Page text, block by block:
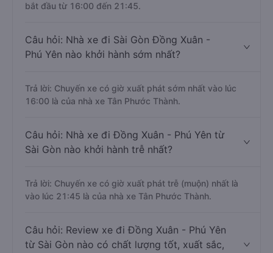
bắt đầu từ 16:00 đến 21:45.
Câu hỏi: Nhà xe đi Sài Gòn Đồng Xuân -
Phú Yên nào khởi hành sớm nhất?
Trả lời: Chuyến xe có giờ xuất phát sớm nhất vào lúc
16:00 là của nhà xe Tân Phước Thành.
Câu hỏi: Nhà xe đi Đồng Xuân - Phú Yên từ
Sài Gòn nào khởi hành trễ nhất?
Trả lời: Chuyến xe có giờ xuất phát trễ (muộn) nhất là
vào lúc 21:45 là của nhà xe Tân Phước Thành.
Câu hỏi: Review xe đi Đồng Xuân - Phú Yên
từ Sài Gòn nào có chất lượng tốt, xuất sắc,